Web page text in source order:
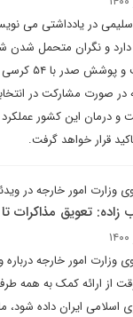
در یادداشتی می
دارد و نگران متحمل شدن
حمایت
در صورت مشارکت در
و درمان این کشور عملکرد
قرار خواهد گرفت.
وزارت امور خارجه در
تعویق مذاکرات
وزارت امور خارجه
از ارائه کمک به همه
اسلامی ایران داده شود،